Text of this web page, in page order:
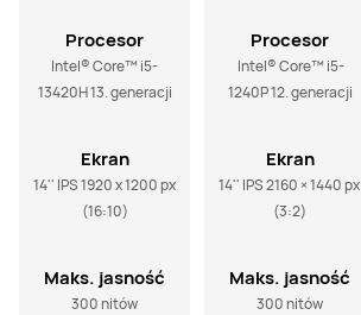
Procesor
Intel® Core™ i5-
13420H 13. generacji
Ekran
14'' IPS 1920 x 1200 px
(16:10)
Maks. jasność
300 nitów
Procesor
1240P 12. generacji
Ekran
14'' IPS 2160 × 1440 px
(3:2)
Maks. jasność
300 nitów